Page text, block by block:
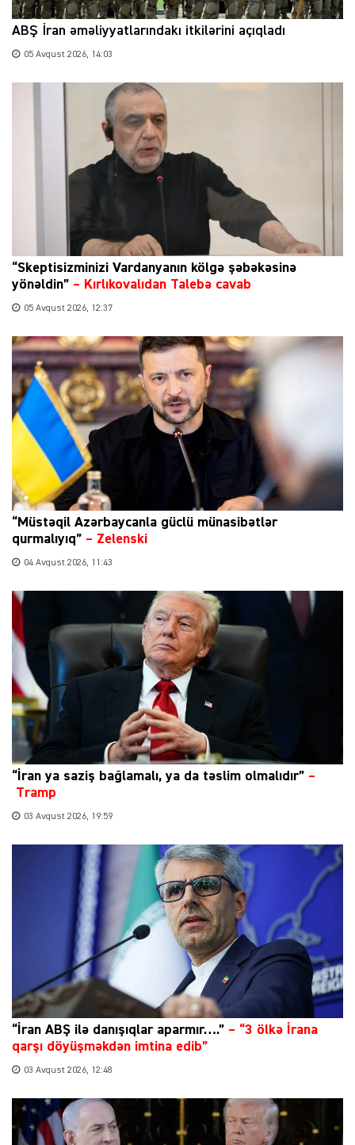
ABŞ İran əməliyyatlarındakı itkilərini açıqladı
05 Avqust 2026, 14:03
“Skeptisizminizi Vardanyanın kölgə şəbəkəsinə
yönəldin” – Kırlıkovalıdan Talebə cavab
05 Avqust 2026, 12:37
“Müstəqil Azərbaycanla güclü münasibətlər
qurmalıyıq” – Zelenski
04 Avqust 2026, 11:43
“İran ya saziş bağlamalı, ya da təslim olmalıdır” –
Tramp
03 Avqust 2026, 19:59
“İran ABŞ ilə danışıqlar aparmır….” – “3 ölkə İrana
qarşı döyüşməkdən imtina edib”
03 Avqust 2026, 12:48